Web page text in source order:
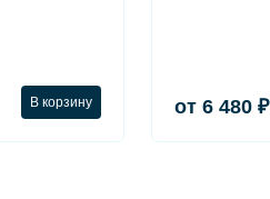
В корзину от 6 480 ₽